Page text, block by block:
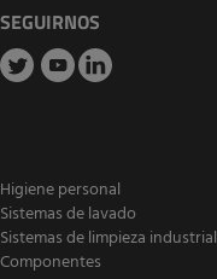
SEGUIRNOS
Higiene personal
Sistemas de lavado
Sistemas de limpieza industrial
Componentes